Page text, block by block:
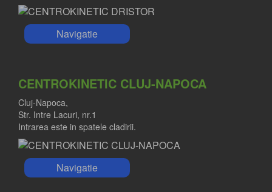
Navigatie
CENTROKINETIC CLUJ-NAPOCA
Cluj-Napoca,
Str. Intre Lacuri, nr.1
Intrarea este in spatele cladirii.
Navigatie